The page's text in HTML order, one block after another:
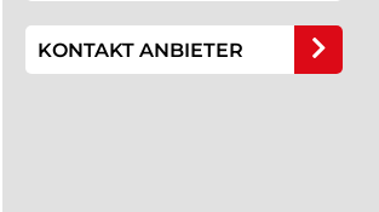
KONTAKT ANBIETER